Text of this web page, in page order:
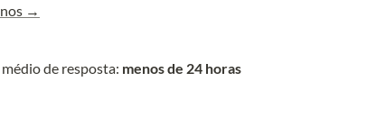
→
de resposta: menos de 24 horas